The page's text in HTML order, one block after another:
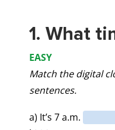
1. What
EASY